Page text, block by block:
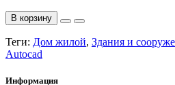
В корзину
Теги: Дом жилой, Здания и
Autocad
Информация